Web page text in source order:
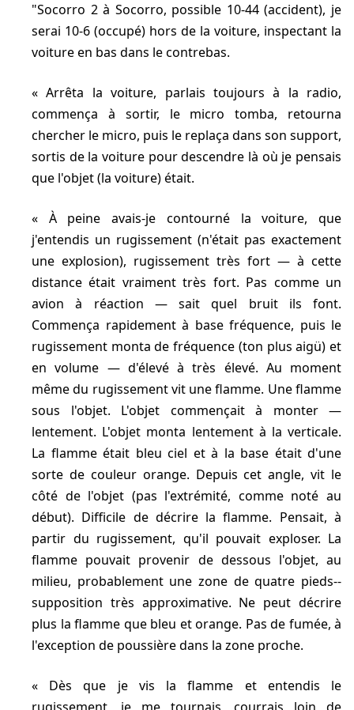
"Socorro 2 à Socorro, possible 10-44 (accident), je
serai 10-6 (occupé) hors de la voiture, inspectant la
voiture en bas dans le contrebas.
Arrêta la voiture, parlais toujours à la radio,
commença à sortir, le micro tomba, retourna
chercher le micro, puis le replaça dans son support,
sortis de la voiture pour descendre là où je pensais
que l'objet (la voiture) était.
À peine avais-je contourné la voiture, que
j'entendis un rugissement (n'était pas exactement
une explosion), rugissement très fort — à cette
distance était vraiment très fort. Pas comme un
avion à réaction — sait quel bruit ils font.
Commença rapidement à base fréquence, puis le
rugissement monta de fréquence (ton plus aigü) et
en volume — d'élevé à très élevé. Au moment
même du rugissement vit une flamme. Une flamme
sous l'objet. L'objet commençait à monter —
lentement. L'objet monta lentement à la verticale.
La flamme était bleu ciel et à la base était d'une
sorte de couleur orange. Depuis cet angle, vit le
côté de l'objet (pas l'extrémité, comme noté au
début). Difficile de décrire la flamme. Pensait, à
partir du rugissement, qu'il pouvait exploser. La
flamme pouvait provenir de dessous l'objet, au
milieu, probablement une zone de quatre pieds--
supposition très approximative. Ne peut décrire
plus la flamme que bleu et orange. Pas de fumée, à
l'exception de poussière dans la zone proche.
Dès que je vis la flamme et entendis le